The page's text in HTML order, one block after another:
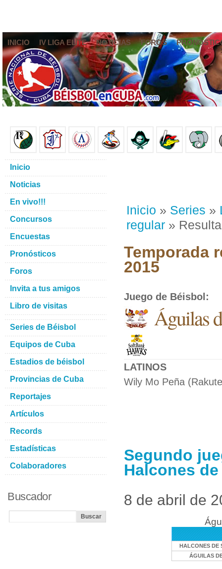
INICIO IV LIGA ELITE NOTICIAS FOROS
Inicio » Series »
regular »
Temporada
2015
Juego de Béisbol :
Águilas
LATINOS
Wily Mo Peña
Segundo
Halcones
8 de abril de
HALCONES DE
ÁGUILAS
Inicio
Noticias
En vivo!!!
Concursos
Encuestas
Pronósticos
Foros
Invita a tus amigos
Libro de visitas
Series de Béisbol
Equipos de Cuba
Estadios de béisbol
Provincias de Cuba
Reportajes
Artículos
Records
Estadísticas
Colaboradores
Buscador